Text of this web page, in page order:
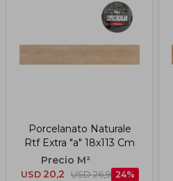
Porcelanato Naturale
Rtf Extra "a" 18x113 Cm
USD 20,2 USD 26,9 24